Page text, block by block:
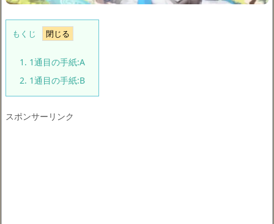
もくじ
1. 1通目の手紙:A
2. 1通目の手紙:B
スポンサーリンク